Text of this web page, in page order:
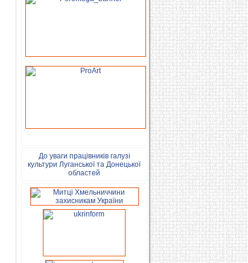
До уваги працівників галузі
культури Луганської та Донецької
областей